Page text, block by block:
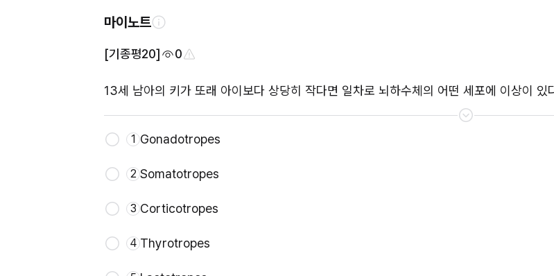
마이노트
[기종평20] 0
13세 남아의 키가 또래 아이보다 상당히 작다면 일차로 뇌하수체의 어떤 세포에 이상이 있
1 Gonadotropes
2 Somatotropes
3 Corticotropes
4 Thyrotropes